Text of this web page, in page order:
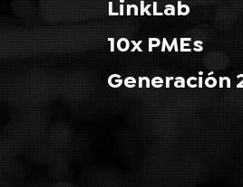
LinkLab
10x PMEs
Generación